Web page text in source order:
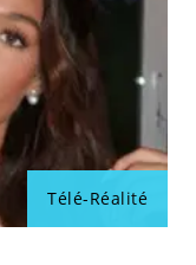
Télé-Réalité